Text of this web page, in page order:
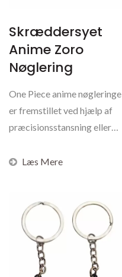
Skræddersyet
Anime Zoro
Nøglering
One Piece anime nøgleringe
er fremstillet ved hjælp af
præcisionsstansning eller
Læs Mere